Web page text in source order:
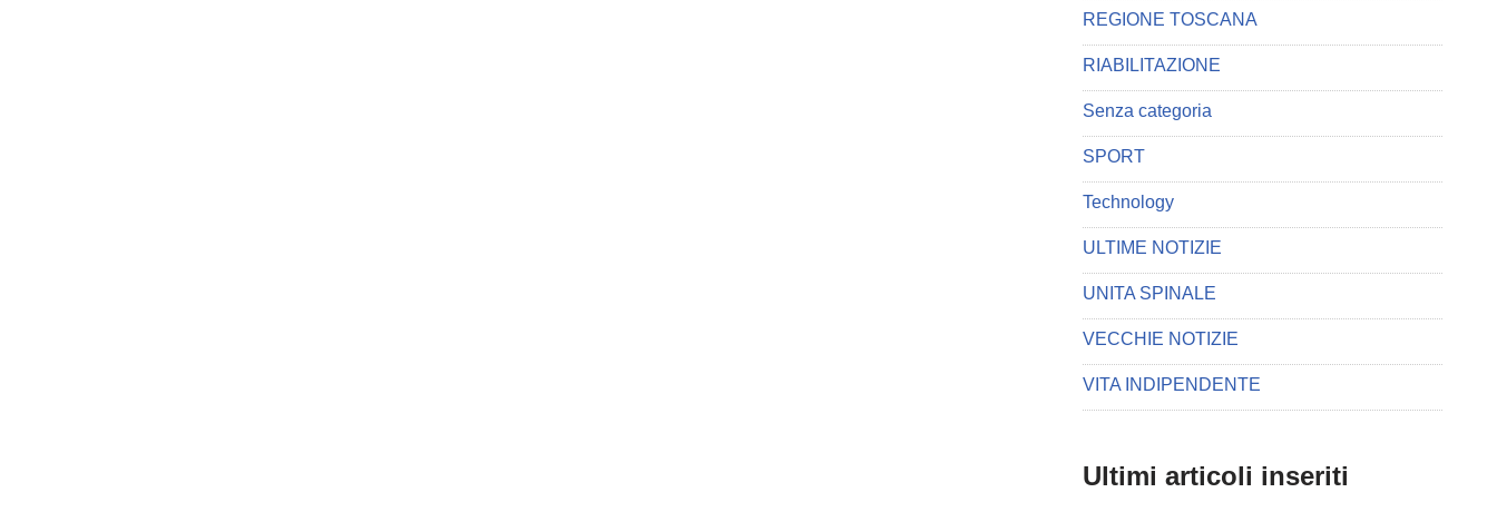
REGIONE TOSCANA
RIABILITAZIONE
Senza categoria
SPORT
Technology
ULTIME NOTIZIE
UNITA SPINALE
VECCHIE NOTIZIE
VITA INDIPENDENTE
Ultimi articoli inseriti